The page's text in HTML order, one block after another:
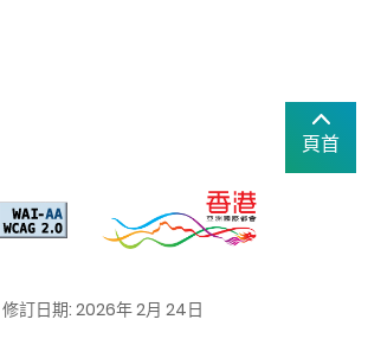
頁首
修訂日期: 2026年 2月 24日